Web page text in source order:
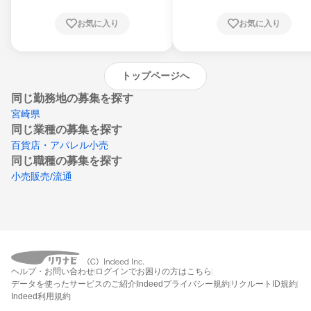
崎県、熊本県、大分県、宮崎県、鹿児島県、
お気に入り お気に入り
トップページへ
同じ勤務地の募集を探す
宮崎県
同じ業種の募集を探す
百貨店・アパレル小売
同じ職種の募集を探す
小売販売/流通
ヘルプ・お問い合わせ ログインでお困りの方はこちら
データを使ったサービスのご紹介Indeedプライバシー規約 リクルートID規約
Indeed利用規約